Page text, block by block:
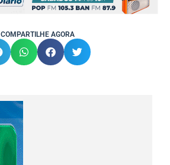
COMPARTILHE AGORA